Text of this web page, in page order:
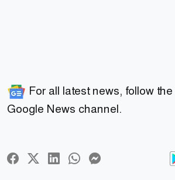
For all latest news, follow the
Google News channel.